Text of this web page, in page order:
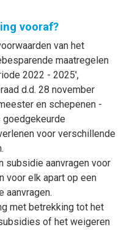
vooraf?
van het
maatregelen
2022 - 2025',
d.d. 28 november
en schepenen -
goedgekeurde
voor verschillende
subsidie aanvragen voor
voor elk apart op een
aanvragen.
met betrekking tot het
of het weigeren